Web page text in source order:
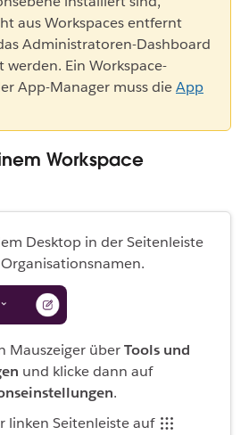
aus Workspaces entfernt
Administratoren-Dashboard
werden. Ein Workspace-
App-Manager muss dieApp
Workspace
Desktop in der Seitenleiste
Mauszeiger überTools und
und klicke dann auf
.
linken Seitenleiste auf